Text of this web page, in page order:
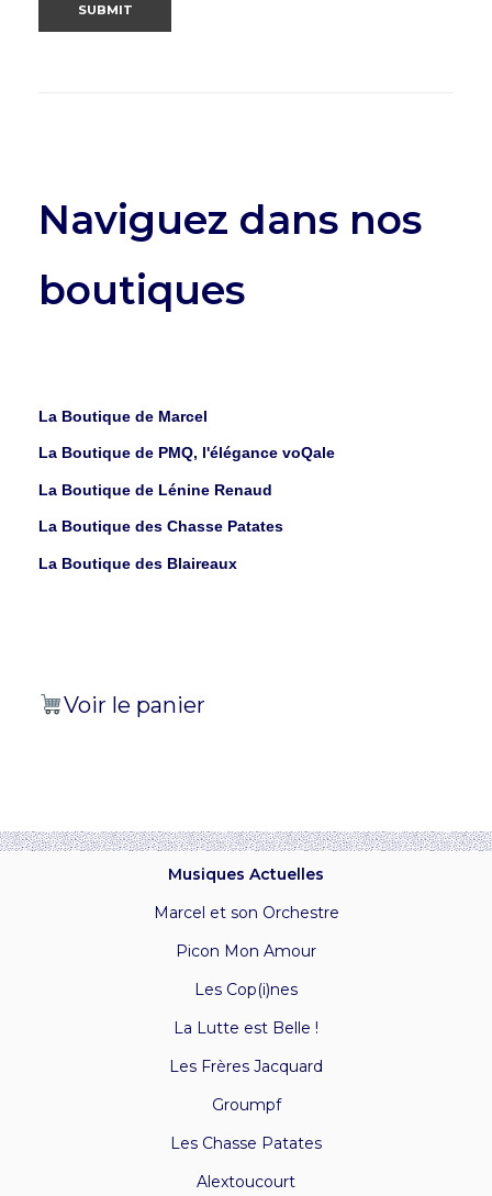
Naviguez dans nos
boutiques
La Boutique de Marcel
La Boutique de PMQ, l'élégance voQale
La Boutique de Lénine Renaud
La Boutique des Chasse Patates
La Boutique des Blaireaux
Voir le panier
Musiques Actuelles
Marcel et son Orchestre
Picon Mon Amour
Les Cop(i)nes
La Lutte est Belle !
Les Frères Jacquard
Groumpf
Les Chasse Patates
Alextoucourt